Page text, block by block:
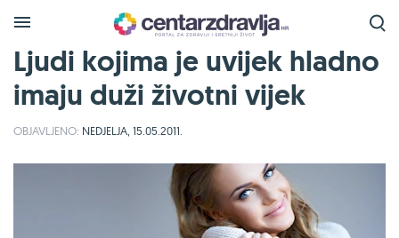
Ljudi kojima je uvijek hladno
imaju duži životni vijek
OBJAVLJENO: NEDJELJA, 15.05.2011.